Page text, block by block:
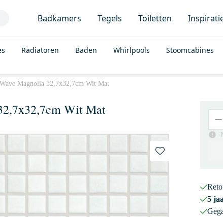
Badkamers Tegels Toiletten
Radiatoren Baden Whirlpools Stoomcabines
Magnolia 32,7x32,7cm Wit Mat
Wit Mat
5